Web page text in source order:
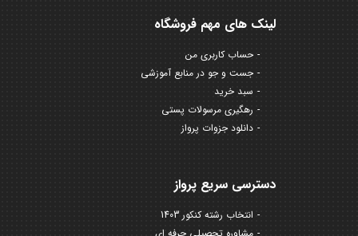
لینک های مهم فروشگاه
حساب کاربری من
جست و جو در منابع آموزشی
سبد خرید
رهگیری مرسولات پستی
دانلود جزوات پرواز
دسترسی سریع پرواز
انتخاب رشته کنکور 1403